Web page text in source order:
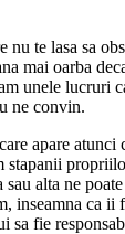
nu te lasa sa
mai oarba
unele lucruri
ne convin.
apare atunci
stapanii
alta ne
inseamna ca ii
sa fie